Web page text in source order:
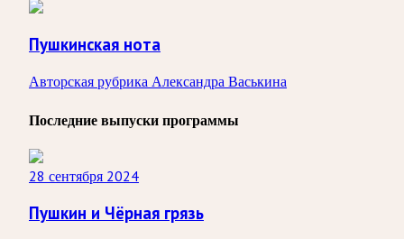
Пушкинская нота
Авторская рубрика Александра Васькина
Последние выпуски программы
28 сентября 2024
Пушкин и Чёрная грязь